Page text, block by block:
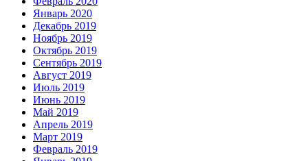
Январь 2020
Декабрь 2019
Ноябрь 2019
Октябрь 2019
Сентябрь 2019
Август 2019
Июль 2019
Июнь 2019
Май 2019
Апрель 2019
Март 2019
Февраль 2019